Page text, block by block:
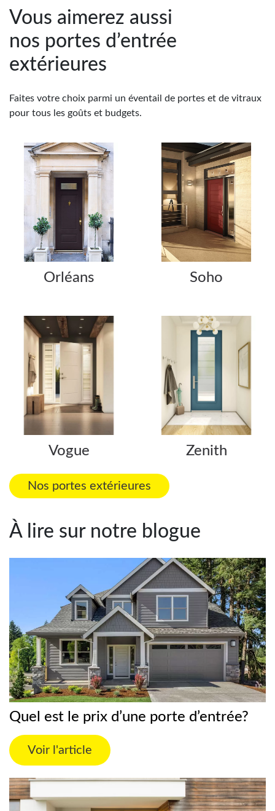
Vous aimerez aussi
nos portes d’entrée
extérieures
Faites votre choix parmi un éventail de portes et de vitraux
pour tous les goûts et budgets.
Orléans Soho
Vogue Zenith
Nos portes extérieures
À lire sur notre blogue
Quel est le prix d’une porte d’entrée?
Voir l'article